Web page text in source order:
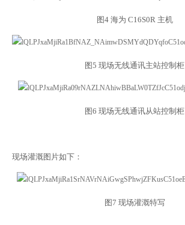
图4 海为 C16S0R 主机
图5 现场无线通讯主站控制柜
图6 现场无线通讯从站控制柜
现场灌溉图片如下 ：
图 7 现场灌溉特写